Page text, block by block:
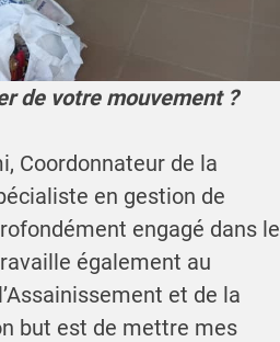
de votre mouvement ?
Coordonnateur de la
en gestion de
engagé dans le
également au
et de la
but est de mettre mes